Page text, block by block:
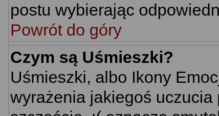
postu wybierając
Powrót do góry
Czym są Uśmieszki?
Uśmieszki, albo Ikony
wyrażenia jakiegoś